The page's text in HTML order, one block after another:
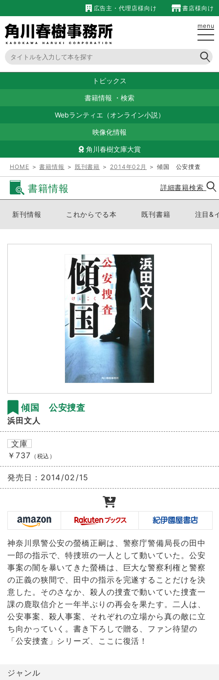
広告主・代理店様向け 書店様向け
menu
トピックス
書籍情報 ・ 検索
Webランティエ（オンライン小説）
映像化情報
角川春樹文庫大賞
HOME ＞書籍情報 ＞ 既刊書籍 ＞ 2014年02月 ＞ 傾国 公安捜査
書籍情報 詳細書籍検索
新刊情報 これからでる本 既刊書籍 注目&
傾国 公安捜査
浜田文人
文庫
￥737 （税込）
発売日： 2014/02/15
神奈川県警公安の螢橋正嗣は、警察庁警備局長の田中
一郎の指示で、特捜班の一人として動いていた。公安
事案の闇を暴いてきた螢橋は、巨大な警察利権と警察
の正義の狭間で、田中の指示を完遂することだけを決
意した。そのさなか、殺人の捜査で動いていた捜査一
課の鹿取信介と一年半ぶりの再会を果たす。二人は、
公安事案、殺人事案、それぞれの立場から真の敵に立
ち向かっていく。書き下ろしで贈る、ファン待望の
「公安捜査」シリーズ、ここに復活！
ジャンル